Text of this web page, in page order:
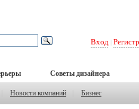
Вход
Советы дизайнера
Новости компаний Бизнес